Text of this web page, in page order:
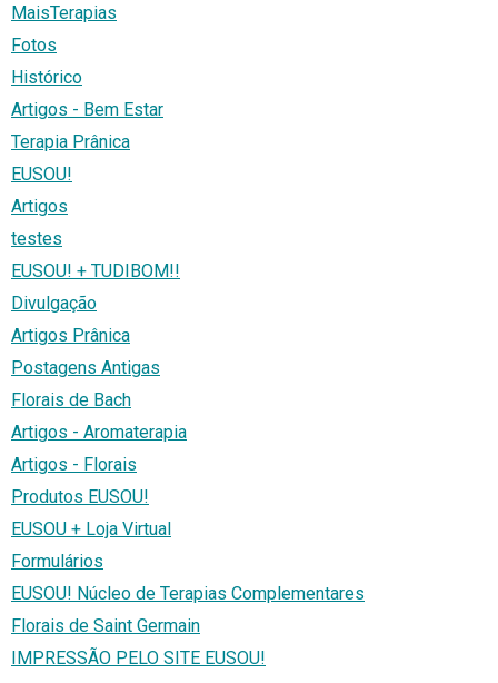
MaisTerapias
Fotos
Histórico
Artigos - Bem Estar
Terapia Prânica
EUSOU!
Artigos
testes
EUSOU! + TUDIBOM!!
Divulgação
Artigos Prânica
Postagens Antigas
Florais de Bach
Artigos - Aromaterapia
Artigos - Florais
Produtos EUSOU!
EUSOU + Loja Virtual
Formulários
EUSOU! Núcleo de Terapias Complementares
Florais de Saint Germain
IMPRESSÃO PELO SITE EUSOU!